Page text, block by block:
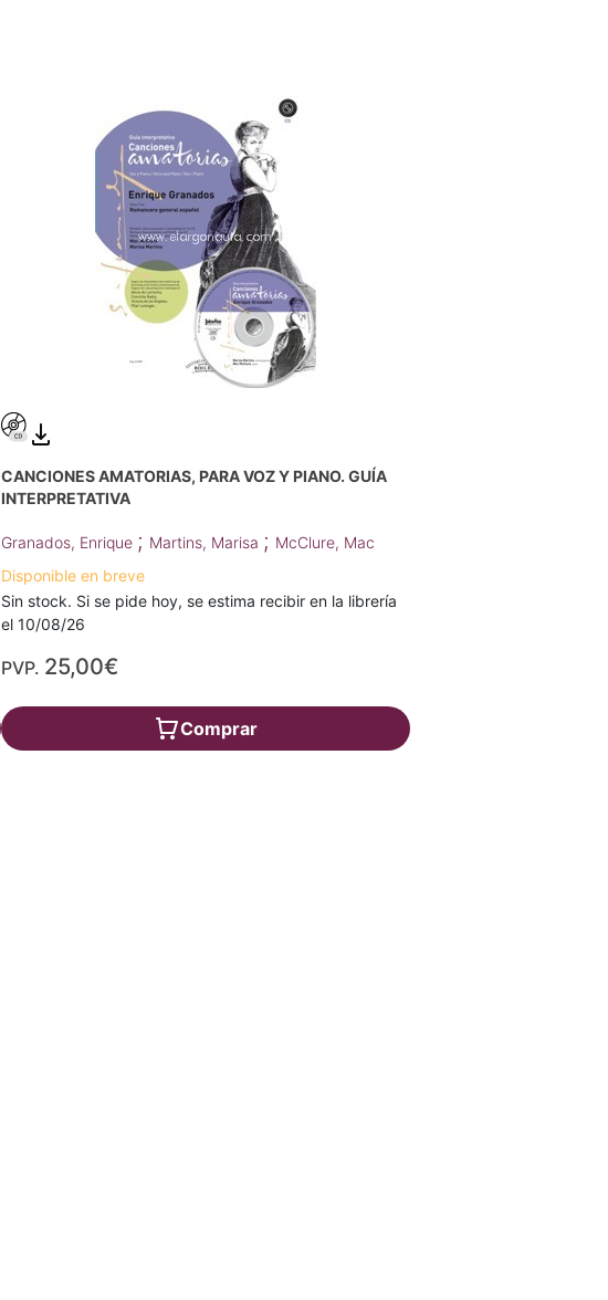
CANCIONES AMATORIAS, PARA VOZ Y PIANO. GUÍA
INTERPRETATIVA
Granados, Enrique ; Martins, Marisa ; McClure, Mac
Disponible en breve
Sin stock. Si se pide hoy, se estima recibir en la librería
el 10/08/26
PVP. 25,00€
Comprar